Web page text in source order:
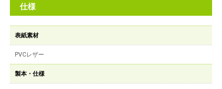
仕様
表紙素材
PVCレザー
製本・仕様